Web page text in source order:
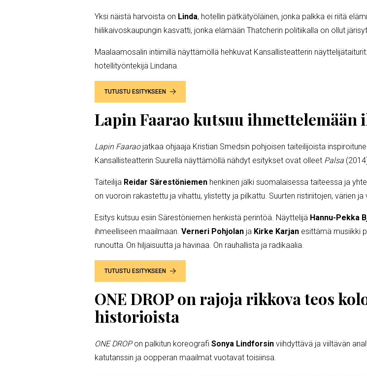
Yksi näistä harvoista on Linda, hotellin pätkätyöläinen, jonka palkka ei riitä
hiilikaivoskaupungin kasvatti, jonka elämään Thatcherin politiikalla on ollut
Maalaamosalin intiimillä näyttämöllä hehkuvat Kansallisteatterin näyttelijätaiturit:
hotellityöntekijä Lindana.
TUTUSTU ESITYKSEEN
Lapin Faarao kutsuu ihmettelemään
Lapin Faaraojatkaa ohjaaja Kristian Smedsin pohjoisen taiteilijoista
Kansallisteatterin Suurella näyttämöllä nähdyt esitykset ovat olleet Palsa
Taiteilija Reidar Särestöniemen henkinen jälki suomalaisessa taiteessa ja
on vuoroin rakastettu ja vihattu, ylistetty ja pilkattu. Suurten ristiriitojen, värien
Esitys kutsuu esiin Särestöniemen henkistä perintöä. Näyttelijä Hannu-Pekka
ihmeelliseen maailmaan. Verneri Pohjolan ja Kirke Karjan esittämä musiikki
runoutta. On hiljaisuutta ja havinaa. On rauhallista ja radikaalia.
TUTUSTU ESITYKSEEN
ONE DROP on rajoja rikkova teos
historioista
ONE DROPon palkitun koreografi Sonya Lindforsin viihdyttävä ja viiltävän
katutanssin ja oopperan maailmat vuotavat toisiinsa.